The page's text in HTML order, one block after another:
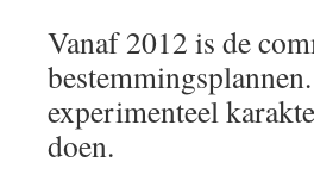
Vanaf 2012 is de
experimenteel
doen.